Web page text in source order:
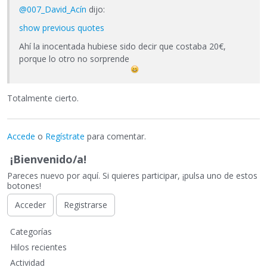
@007_David_Acín dijo:
show previous quotes
Ahí la inocentada hubiese sido decir que costaba 20€,
porque lo otro no sorprende
Totalmente cierto.
Accede o Regístrate para comentar.
¡Bienvenido/a!
Pareces nuevo por aquí. Si quieres participar, ¡pulsa uno de estos
botones!
Acceder
Registrarse
E
n
Categorías
Hilos recientes
Actividad